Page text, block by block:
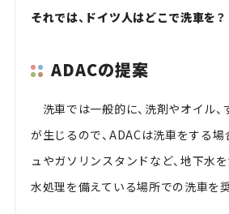
それでは、ドイツ人はどこで洗車を？
ADACの提案
洗車では一般的に、洗剤やオイル
が生じるので、ADACは洗車をする場
ュやガソリンスタンドなど、地下水
水処理を備えている場所での洗車を